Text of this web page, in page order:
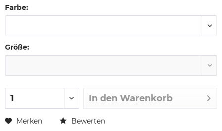
Farbe:
Größe:
In den Warenkorb
Merken Bewerten